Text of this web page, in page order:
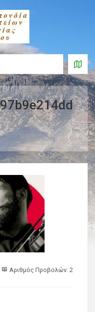
Αριθμός Προβολών: 2